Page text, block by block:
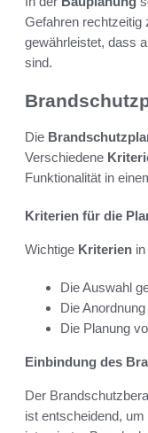
Gefahren rechtzeitig
gewährleistet, dass
sind.
Die
Verschiedene
Funktionalität in
Kriterien für die
Wichtige Kriterien
Die Auswahl
Die
Die Planung
Einbindung des
Der
ist entscheidend,